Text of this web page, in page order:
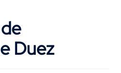
Duez